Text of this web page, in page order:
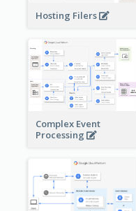
Hosting Filers
Complex Event
Processing